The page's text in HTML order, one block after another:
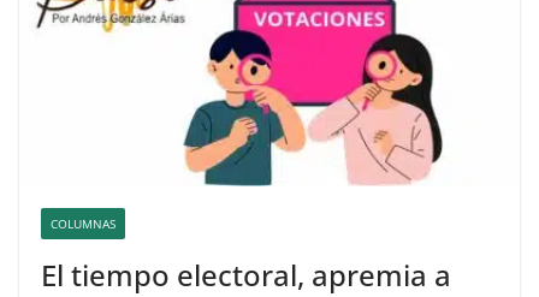
COLUMNAS
El tiempo electoral, apremia a